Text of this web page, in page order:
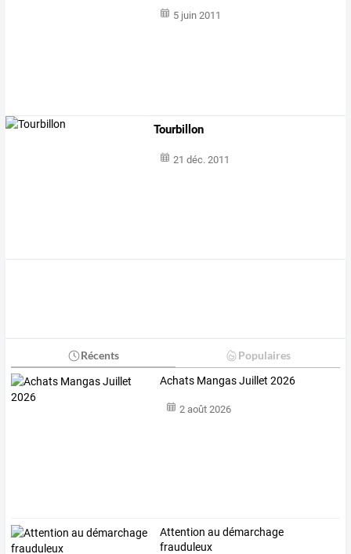
5 juin 2011
Tourbillon
21 déc. 2011
Récents Populaires
Achats Mangas Juillet 2026
2 août 2026
Attention au démarchage
frauduleux